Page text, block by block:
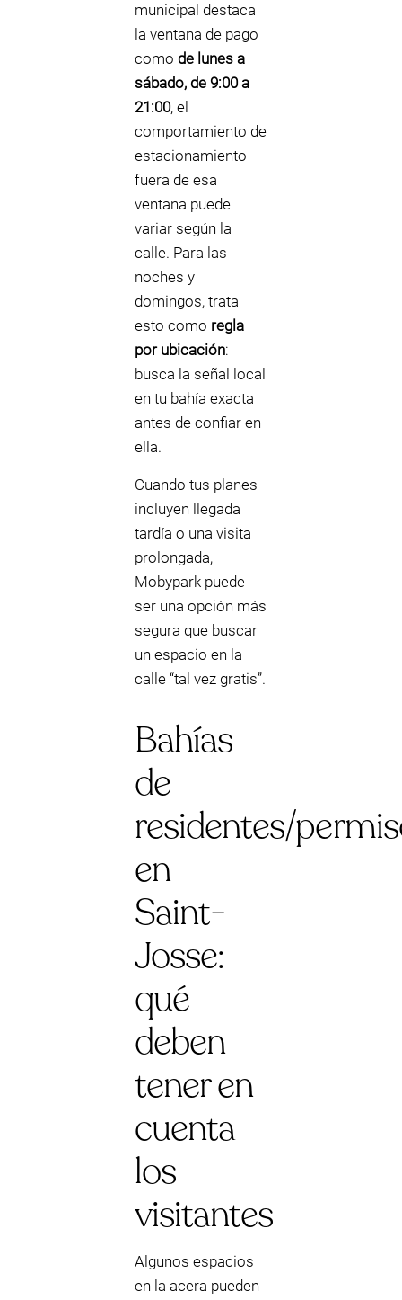
municipal destaca
la ventana de pago
como de lunes a
sábado, de 9:00 a
21:00, el
comportamiento de
estacionamiento
fuera de esa
ventana puede
variar según la
calle. Para las
noches y
domingos, trata
esto como regla
por ubicación:
busca la señal local
en tu bahía exacta
antes de confiar en
ella.
Cuando tus planes
incluyen llegada
tardía o una visita
prolongada,
Mobypark puede
ser una opción más
segura que buscar
un espacio en la
calle “tal vez gratis”.
Bahías
de
residentes/
en
Saint-
Josse:
qué
deben
tener en
cuenta
los
visitantes
Algunos espacios
en la acera pueden